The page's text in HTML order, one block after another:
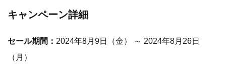
キャンペーン詳細
セール期間： 2024年8月9日（金） ～ 2024年8月26日
（月）